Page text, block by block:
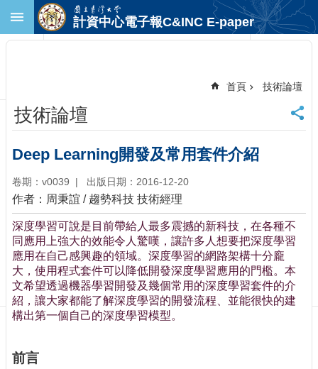
跳到主要內容區塊
首
頁
臺
大
首
頁
計
中
首
頁
聯
絡
資
訊
閱/
計資中心電子報C&INC E-paper
首頁 技術論壇
技術論壇
Deep Learning開發及常用套件介紹
卷期：v0039 出版日期：2016-12-20
作者：周秉誼 / 趨勢科技 技術經理
深度學習可說是目前帶給人最多震撼的新科技，在各種不
同應用上強大的效能令人驚嘆，讓許多人想要把深度學習
應用在自己感興趣的領域。深度學習的網路架構十分龐
大，使用程式套件可以降低開發深度學習應用的門檻。本
文希望透過機器學習開發及幾個常用的深度學習套件的介
紹，讓大家都能了解深度學習的開發流程、並能很快的建
構出第一個自己的深度學習模型。
前言